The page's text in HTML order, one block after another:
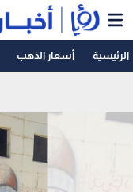
الرئيسية أسعار الذهب